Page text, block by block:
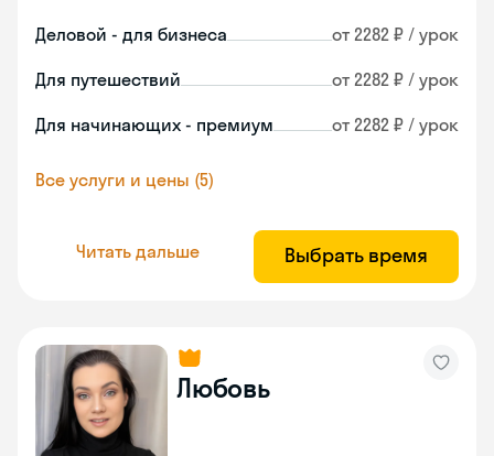
Деловой - для бизнеса от 2282 ₽ / урок
Для путешествий от 2282 ₽ / урок
Для начинающих - премиум от 2282 ₽ / урок
Все услуги и цены (5)
Читать дальше Выбрать время
Любовь